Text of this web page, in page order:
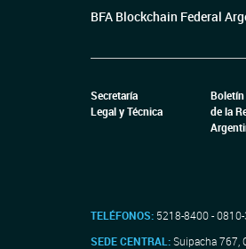
BFA Blockchain Federal
Secretaría
Legal y Técnica
de la
TELÉFONOS: 5218-8400 -
SEDE CENTRAL:Suipacha 767,